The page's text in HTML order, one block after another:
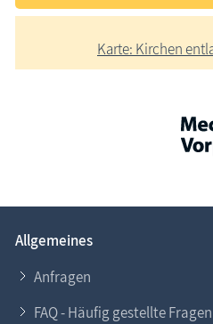
Karte: Kirchen
Allgemeines
Anfragen
FAQ - Häufig gestellte Fragen